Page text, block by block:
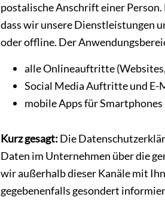
postalische Anschrift einer
dass wir unsere Dienstleistungen
oder offline. Der
alle Onlineauftritte
Social Media Auftritte und
mobile Apps für
Kurz gesagt: Die
Daten im Unternehmen über die
wir außerhalb dieser Kanäle mit
gegebenenfalls gesondert